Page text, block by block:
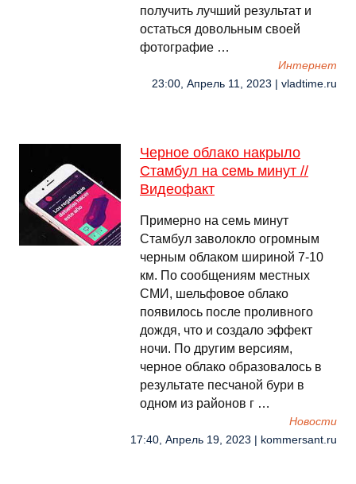
получить лучший результат и
остаться довольным своей
фотографие …
Интернет
23:00, Апрель 11, 2023 | vladtime.ru
Черное облако накрыло
Стамбул на семь минут //
Видеофакт
Примерно на семь минут
Стамбул заволокло огромным
черным облаком шириной 7-10
км. По сообщениям местных
СМИ, шельфовое облако
появилось после проливного
дождя, что и создало эффект
ночи. По другим версиям,
черное облако образовалось в
результате песчаной бури в
одном из районов г …
Новости
17:40, Апрель 19, 2023 | kommersant.ru